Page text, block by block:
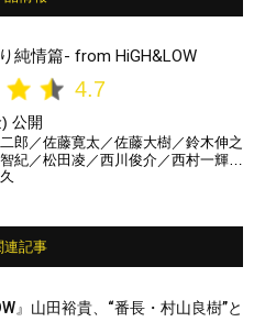
純情篇- from HiGH&LOW
4.7
公開
郎／佐藤寛太／佐藤大樹／鈴木伸之
紀／松田凌／西川俊介／西村一輝／
田中俊介／守屋光治／井澤勇貴／八
連記事
』山田裕貴、“番長・村山良樹”と